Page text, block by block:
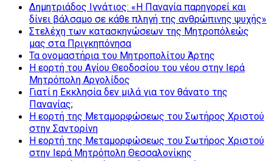
Δημητριάδος Ιγνάτιος: «Η Παναγία παρηγορεί και
δίνει βάλσαμο σε κάθε πληγή της ανθρώπινης ψυχής»
Στελέχη των κατασκηνώσεων της Μητροπόλεώς
μας στα Πριγκηπόνησα
Τα ονομαστήρια του Μητροπολίτου Άρτης
Η εορτή του Αγίου Θεοδοσίου του νέου στην Ιερά
Μητρόπολη Αργολίδος
Γιατί η Εκκλησία δεν μιλά για τον θάνατο της
Παναγίας;
Η εορτή της Μεταμορφώσεως του Σωτήρος Χριστού
στην Σαντορίνη
Η εορτή της Μεταμορφώσεως του Σωτήρος Χριστού
στην Ιερά Μητρόπολη Θεσσαλονίκης